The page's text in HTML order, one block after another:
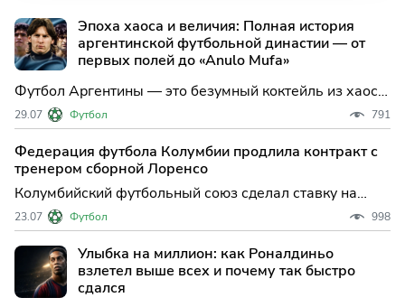
Эпоха хаоса и величия: Полная история
аргентинской футбольной династии — от
первых полей до «Anulo Mufa»
Футбол Аргентины — это безумный коктейль из хаоса,
величайших гениев и национальных трагедий.
Разбираем путь «Альбиселесте»: от шотландских
истоков и побед Марадоны до 28-летнего проклятия
финалов и грандиозного триумфа Лионеля Месси на
ЧМ-2022.
29.07 Футбол 791
Федерация футбола Колумбии продлила контракт с
тренером сборной Лоренсо
Колумбийский футбольный союз сделал ставку на
стабильность и долгосрочное развитие, продлив
контракт с главным тренером национальной сборной
Нестором Лоренсо. Аргентинский специалист,
который за короткое время сумел вывести команду на
новый уровень,
23.07 Футбол 998
Улыбка на миллион: как Роналдиньо
взлетел выше всех и почему так быстро
сдался